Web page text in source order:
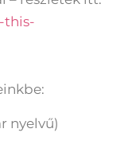
this-
nyelvű)